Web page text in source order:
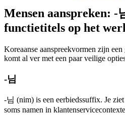
Mensen aanspreken: -
functietitels op het
Koreaanse aanspreekvormen zijn
komt al ver met een paar veilige
-님
-님 (nim) is een eerbiedssuffix. Je
soms namen in